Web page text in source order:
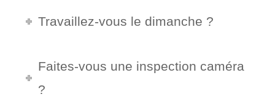
Travaillez-vous le dimanche ?
Faites-vous une inspection caméra
?